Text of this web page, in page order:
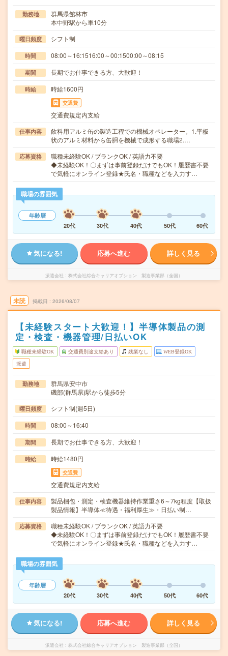
勤務地
群馬県館林市
本中野駅から車10分
曜日頻度 シフト制
時間 08:00～16:1516:00～00:1500:00～08:15
期間 長期でお仕事できる方、大歓迎！
時給 時給1600円
交通費
交通費規定内支給
仕事内容
飲料用アルミ缶の製造工程での機械オペレーター。1.平板
状のアルミ材料から缶胴を機械で成形する職場2.…
応募資格
職種未経験OK / ブランクOK / 英語力不要
◆未経験OK！〇まずは事前登録だけでもOK！履歴書不要
で気軽にオンライン登録★氏名・職種などを入力す…
職場の雰囲気
年齢層
20代
30代 40代 50代 60代
気になる! 応募へ進む 詳しく見る
派遣会社 株式会社綜合キャリアオプション 製造事業部（全国）
未読 掲載日 2026/08/07
【未経験スタート大歓迎！】半導体製品の測
定・検査・機器管理/日払いOK
職種未経験OK 交通費別途支給あり 残業なし WEB登録OK
派遣
勤務地
群馬県安中市
磯部(群馬県)駅から徒歩5分
曜日頻度 シフト制(週5日)
時間 08:00～16:40
期間 長期でお仕事できる方、大歓迎！
時給 時給1480円
交通費
交通費規定内支給
仕事内容
製品梱包・測定・検査機器維持作業重さ6～7kg程度【取扱
製品情報】半導体≪待遇・福利厚生≫・日払い制…
応募資格
職種未経験OK / ブランクOK / 英語力不要
◆未経験OK！〇まずは事前登録だけでもOK！履歴書不要
で気軽にオンライン登録★氏名・職種などを入力す…
職場の雰囲気
年齢層
20代
30代 40代 50代 60代
気になる! 応募へ進む 詳しく見る
派遣会社 株式会社綜合キャリアオプション 製造事業部（全国）